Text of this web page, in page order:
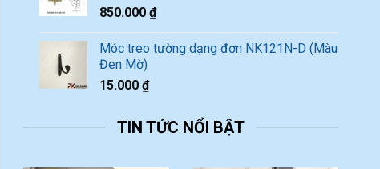
850.000₫
Móc treo tường dạng đơn NK121N-D (Màu
Đen Mờ)
15.000₫
TIN TỨC NỔI BẬT